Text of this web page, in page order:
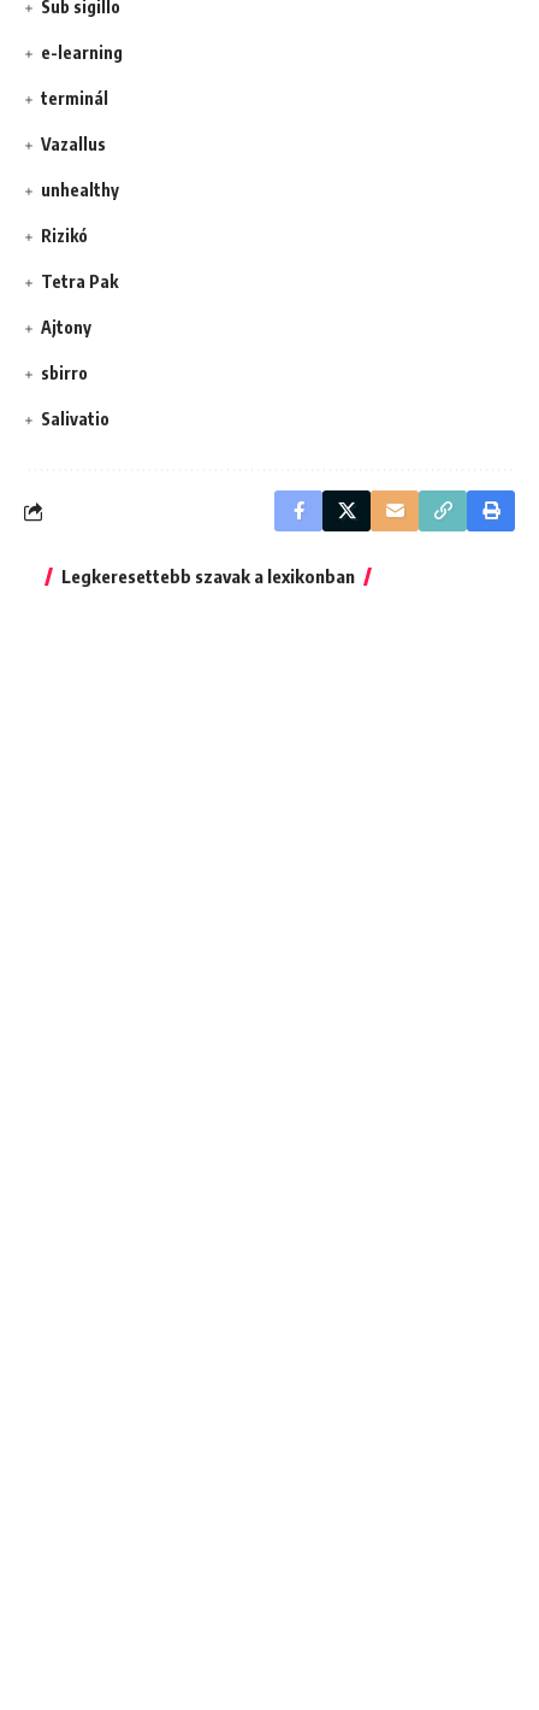
Sub sigillo
e-learning
terminál
Vazallus
unhealthy
Rizikó
Tetra Pak
Ajtony
sbirro
Salivatio
Legkeresettebb szavak a lexikonban